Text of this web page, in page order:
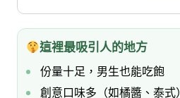
這裡最吸引人的地方
份量十足，男生也能吃飽
創意口味多（如橘醬、泰式）